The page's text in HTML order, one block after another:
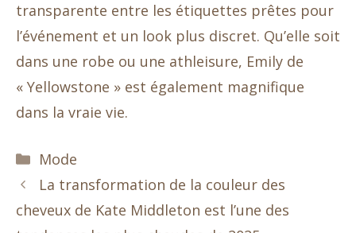
transparente entre les étiquettes prêtes pour
l’événement et un look plus discret. Qu’elle soit
dans une robe ou une athleisure, Emily de
« Yellowstone » est également magnifique
dans la vraie vie.
Catégories
Mode
La transformation de la couleur des
cheveux de Kate Middleton est l’une des